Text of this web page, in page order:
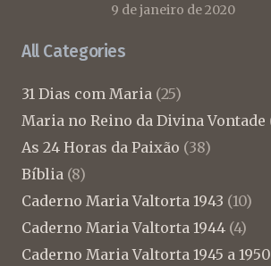
9 de janeiro de 2020
All Categories
31 Dias com Maria (25)
Maria no Reino da Divina Vontade
As 24 Horas da Paixão (38)
Bíblia (8)
Caderno Maria Valtorta 1943 (10)
Caderno Maria Valtorta 1944 (4)
Caderno Maria Valtorta 1945 a 1950